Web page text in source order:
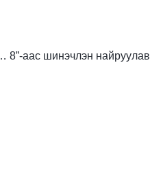
8”-аас шинэчлэн найруулав